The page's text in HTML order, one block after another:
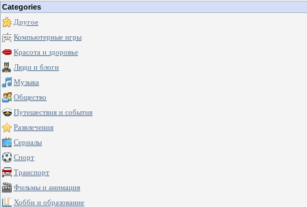
Categories
Другое
Компьютерные игры
Красота и здоровье
Люди и блоги
Музыка
Общество
Путешествия и события
Развлечения
Сериалы
Спорт
Транспорт
Фильмы и анимация
Хобби и образование